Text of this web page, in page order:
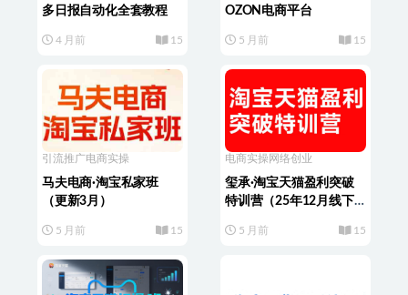
多日报自动化全套教程
4 月前 15
OZON电商平台
5 月前 15
引流推广电商实操
马夫电商·淘宝私家班
（更新3月）
5 月前 15
电商实操 网络创业
玺承·淘宝天猫盈利突破
特训营（25年12月线下
5 月前 15